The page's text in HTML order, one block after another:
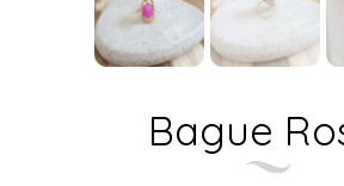
Bague